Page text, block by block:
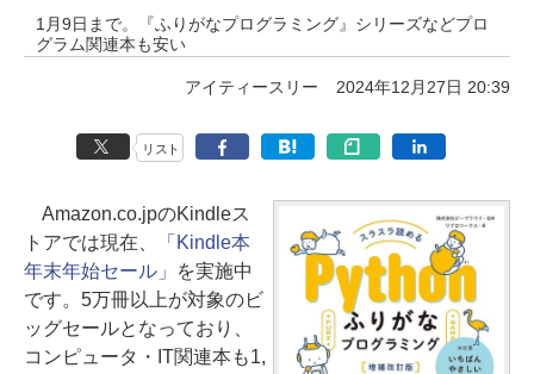
1月9日まで。『ふりがなプログラミング』シリーズなどプロ
グラム関連本も安い
アイティースリー 2024年12月27日 20:39
リスト
Amazon.co.jpのKindleス
トアでは現在、
「Kindle本
年末年始セール」
を実施中
です。5万冊以上が対象のビ
ッグセールとなっており、
コンピュータ・IT関連本も1,